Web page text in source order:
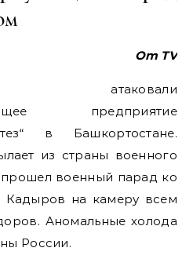
Om TV
атаковали
предприятие
в Башкортостане.
из страны военного
военный парад ко
на камеру всем
Аномальные холода
России.